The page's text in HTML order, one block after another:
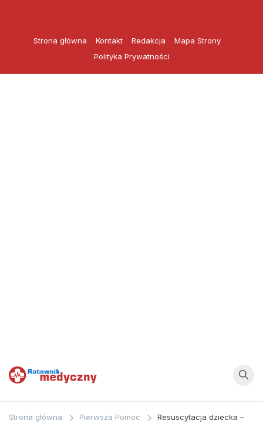
Strona główna Kontakt Redakcja
Mapa Strony
Polityka Prywatności
Ratownik
Strona główna Pierwsza Pomoc
Resuscytacja dziecka –